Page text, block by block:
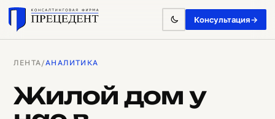
Консультация→
ЛЕНТА/АНАЛИТИКА
Жилой дом у